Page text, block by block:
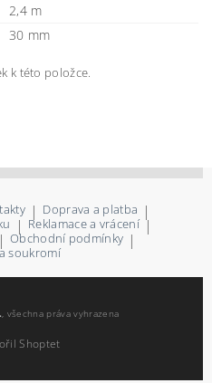
2,4 m
30 mm
k této položce.
| Doprava a platba |
| Reklamace a vrácení |
| Obchodní podmínky |
soukromí
, všechna práva vyhrazena
Shoptet